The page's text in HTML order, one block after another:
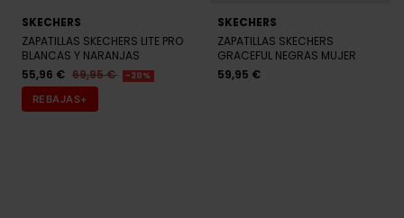
SKECHERS
ZAPATILLAS SKECHERS LITE PRO
BLANCAS Y NARANJAS
55,96 € 69,95 € -20%
REBAJAS+
SKECHERS
ZAPATILLAS SKECHERS
GRACEFUL NEGRAS MUJER
59,95 €